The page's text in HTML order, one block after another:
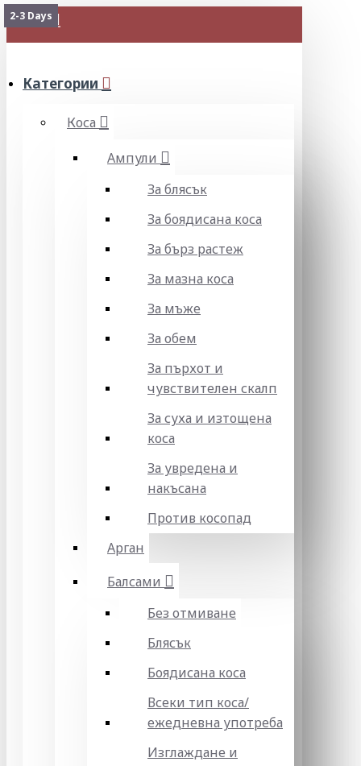
МЕНЮ
Категории
Коса
Ампули
За блясък
За боядисана коса
За бърз растеж
За мазна коса
За мъже
За обем
За пърхот и
чувствителен скалп
За суха и изтощена
коса
За увредена и
накъсана
Против косопад
Арган
Балсами
Без отмиване
Блясък
Боядисана коса
Всеки тип коса/
ежедневна употреба
Изглаждане и
2-3 Days